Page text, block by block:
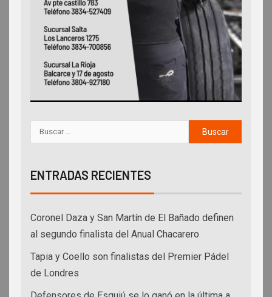
ENTRADAS RECIENTES
Coronel Daza y San Martín de El Bañado definen
al segundo finalista del Anual Chacarero
Tapia y Coello son finalistas del Premier Pádel
de Londres